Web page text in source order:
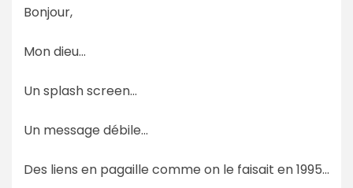
Bonjour,
Mon dieu...
Un splash screen...
Un message débile...
Des liens en pagaille comme on le faisait en 1995...